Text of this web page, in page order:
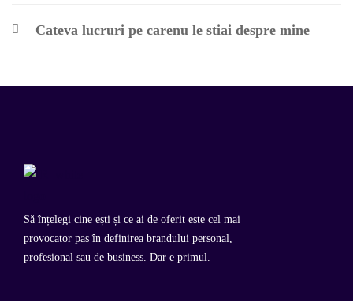
Cateva lucruri pe carenu le stiai despre mine
Să înțelegi cine ești și ce ai de oferit este cel mai
provocator pas în definirea brandului personal,
profesional sau de business. Dar e primul.